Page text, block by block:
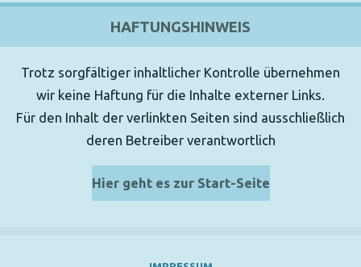
HAFTUNGSHINWEIS
Trotz sorgfältiger inhaltlicher Kontrolle übernehmen
wir keine Haftung für die Inhalte externer Links.
Für den Inhalt der verlinkten Seiten sind ausschließlich
deren Betreiber verantwortlich
Hier geht es zur Start-Seite